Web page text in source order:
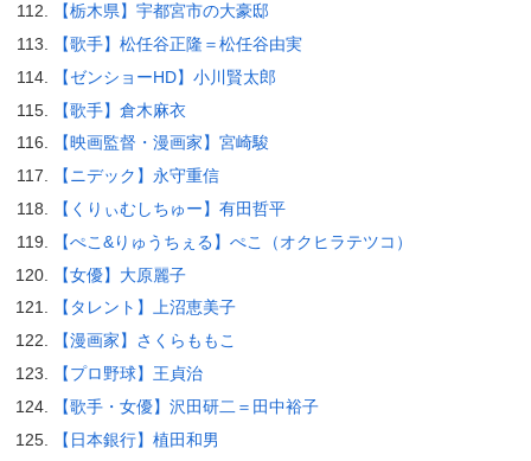
【栃木県】宇都宮市の大豪邸
【歌手】松任谷正隆＝松任谷由実
【ゼンショーHD】小川賢太郎
【歌手】倉木麻衣
【映画監督・漫画家】宮崎駿
【ニデック】永守重信
【くりぃむしちゅー】有田哲平
【ぺこ&りゅうちぇる】ぺこ（オクヒラテツコ）
【女優】大原麗子
【タレント】上沼恵美子
【漫画家】さくらももこ
【プロ野球】王貞治
【歌手・女優】沢田研二＝田中裕子
【日本銀行】植田和男